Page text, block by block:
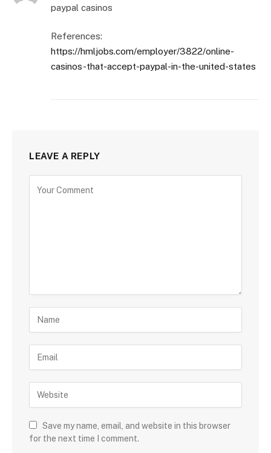
paypal casinos
References:
https://hmljobs.com/employer/3822/online-
casinos-that-accept-paypal-in-the-united-states
LEAVE A REPLY
Save my name, email, and website in this browser
for the next time I comment.